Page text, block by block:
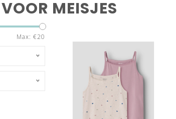
MEISJES
Max: €20